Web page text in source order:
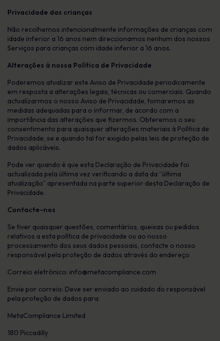
Privacidade das crianças
Não recolhemos intencionalmente informações de crianças com
idade inferior a 16 anos nem direccionamos nenhum dos nossos
Serviços para crianças com idade inferior a 16 anos.
Alterações à nossa Política de Privacidade
Poderemos atualizar este Aviso de Privacidade periodicamente
em resposta a alterações legais, técnicas ou comerciais. Quando
actualizarmos o nosso Aviso de Privacidade, tomaremos as
medidas adequadas para o informar, de acordo com a
importância das alterações que fizermos. Obteremos o seu
consentimento para quaisquer alterações materiais à Política de
Privacidade, se e quando tal for exigido pelas leis de proteção de
dados aplicáveis.
Pode ver quando é que esta Declaração de Privacidade foi
actualizada pela última vez verificando a data da “última
atualização” apresentada na parte superior desta Declaração de
Privacidade.
Contacte-nos
Se tiver quaisquer questões, comentários, queixas ou pedidos
relativos a esta política de privacidade ou ao nosso
processamento dos seus dados pessoais, contacte o nosso
responsável pela proteção de dados através do endereço
Correio eletrónico: info@metacompliance.com
Envie por correio: Deve ser enviado ao cuidado do responsável
pela proteção de dados para:
MetaCompliance Limited
180 Piccadilly